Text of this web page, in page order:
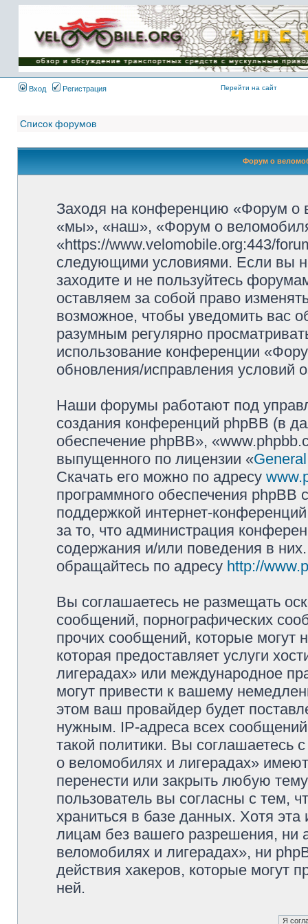
Имя пользователя:
Пароль:
{ LOG_ME_IN_SHORT
}
Вход
Регистрация Перейти на сайт
Список форумов
Форум о
Заходя на конференцию «Форум о
«мы», «наш», «Форум о
«https://www.velomobile.org:443/
следующими условиями. Если вы
заходите и не пользуйтесь
оставляем за собой право
возможное, чтобы уведомить вас
разумным регулярно
использование конференции
обновления/исправления условий
Наши форумы работают под
создания конференций phpBB (в
обеспечение phpBB»,
выпущенного по лицензии «
Скачать его можно по адресу
программного обеспечения phpBB
поддержкой интернет-
за то, что администрация
содержания и/или поведения в
обращайтесь по адресу http://
Вы соглашаетесь не размещать
сообщений, порнографических
прочих сообщений, которые могут
которая предоставляет услуги
лигерадах» или международное
могут привести к вашему
этом ваш провайдер будет
нужным. IP-адреса всех
такой политики. Вы
о веломобилях и лигерадах»
перенести или закрыть любую
пользователь вы согласны с тем,
храниться в базе данных. Хотя
лицам без вашего разрешения, ни
веломобилях и лигерадах», ни
действия хакеров, которые могут
ней.